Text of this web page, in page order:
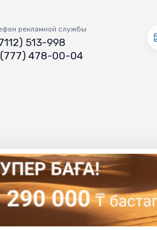
рекламной службы
513-998
478-00-04